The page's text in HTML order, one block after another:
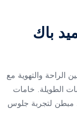
باك
الراحة والتهوية مع
الطويلة. خامات
مبطن لتجربة جلوس